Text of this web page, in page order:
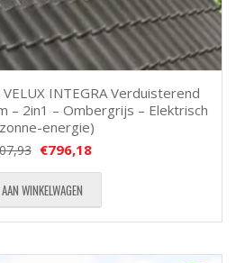
VELUX INTEGRA Verduisterend
– 2in1 – Ombergrijs – Elektrisch
energie)
€796,18
WINKELWAGEN